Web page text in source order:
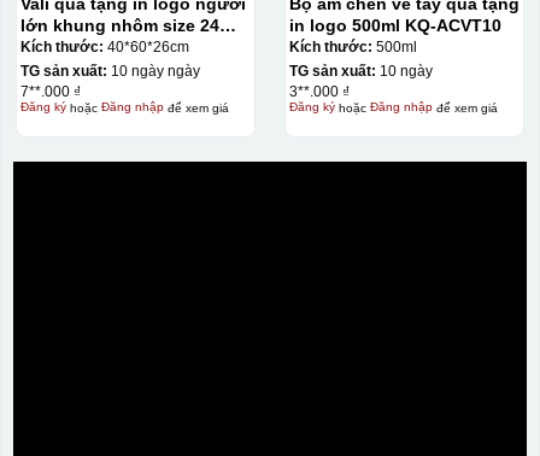
lớn khung nhôm size 24
KQ-VL09
Kích thước: 40*60*26cm
TG sản xuất: 10 ngày ngày
7**.000 ₫
Đăng kýhoặc Đăng nhậpđể xem giá
in logo 500ml KQ-ACVT10
Kích thước: 500ml
TG sản xuất: 10 ngày
3**.000 ₫
Đăng kýhoặc Đăng nhậpđể xem giá